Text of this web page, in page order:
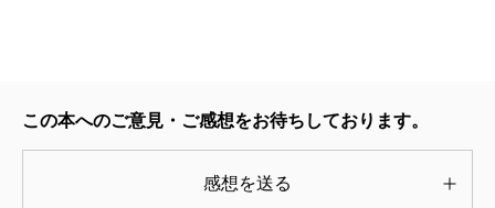
には発想をどう進めていけばいいか。バックステージ
この本へのご意見・ご感想をお待ちしております。
感想を送る